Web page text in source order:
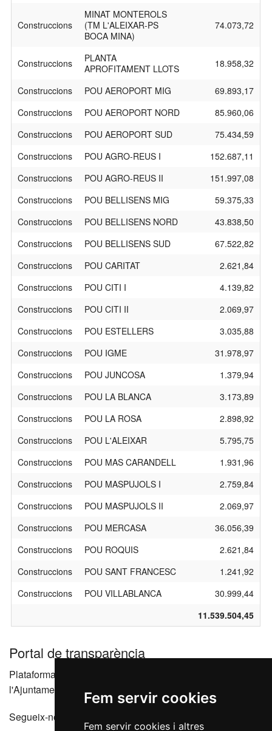
Fem servir cookies
Fem servir cookies i altres
Construccions
MINAT MONTEROLS
(TM L'ALEIXAR-PS
BOCA MINA)
74.073,72
Construccions
PLANTA
APROFITAMENT LLOTS
18.958,32
Construccions POU AEROPORT MIG
69.893,17
Construccions
POU AEROPORT NORD
85.960,06
Construccions
POU AEROPORT SUD
75.434,59
Construccions
POU AGRO-REUS I
152.687,11
Construccions
POU AGRO-REUS II
151.997,08
Construccions
POU BELLISENS MIG
59.375,33
Construccions
POU BELLISENS NORD
43.838,50
Construccions
POU BELLISENS SUD
67.522,82
Construccions
POU CARITAT
2.621,84
Construccions
POU CITI I
4.139,82
Construccions
POU CITI II
2.069,97
Construccions
POU ESTELLERS
3.035,88
Construccions
POU IGME
31.978,97
Construccions
POU JUNCOSA
1.379,94
Construccions
POU LA BLANCA
3.173,89
Construccions
POU LA ROSA
2.898,92
Construccions
POU L'ALEIXAR
5.795,75
Construccions
POU MAS CARANDELL
1.931,96
Construccions
POU MASPUJOLS I
2.759,84
Construccions
POU MASPUJOLS II
2.069,97
Construccions
POU MERCASA
36.056,39
Construccions
POU ROQUIS
2.621,84
Construccions
POU SANT FRANCESC
1.241,92
Construccions
POU VILLABLANCA
30.999,44
11.539.504,45
Portal de transparència
Plataforma que agrupa els portals de transparència de
l'Ajuntament de Reus i les seves entitats dependents
Segueix-nos a les xarxes socials